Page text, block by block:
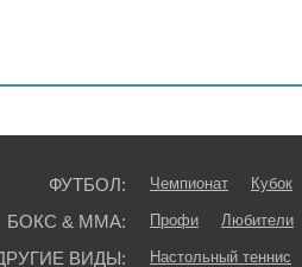
ФУТБОЛ: Чемпионат Кубок
БОКС & ММА: Профи Любители
ВИДЫ:
Настольный теннис